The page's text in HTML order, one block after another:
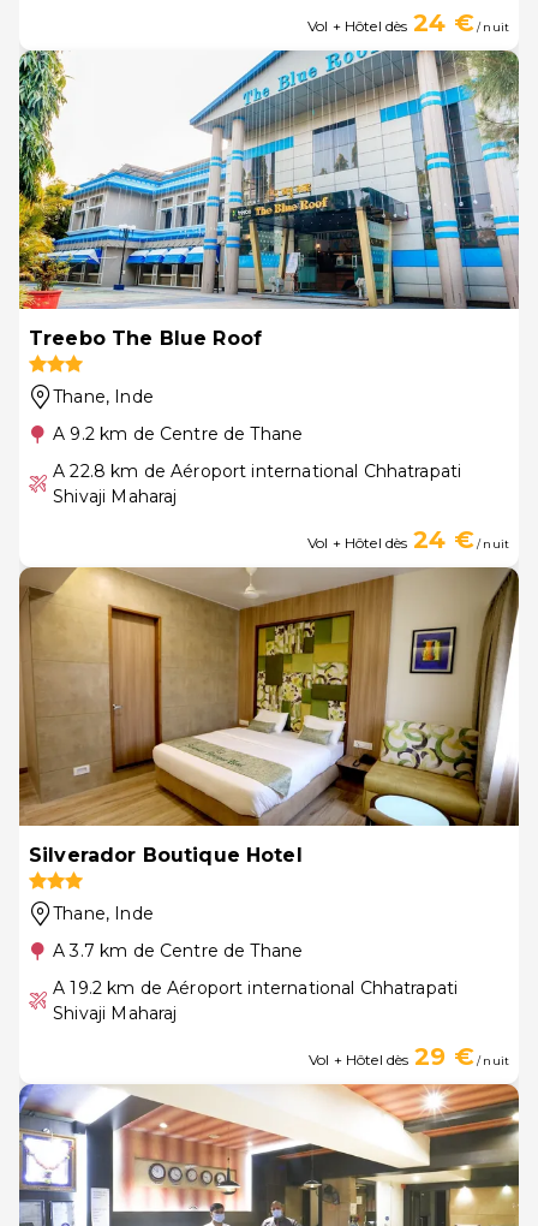
Vol + Hôtel dès 24 €/ nuit
Treebo The Blue Roof
Thane, Inde
A 9.2 km de Centre de Thane
A 22.8 km de Aéroport international Chhatrapati
Shivaji Maharaj
Vol + Hôtel dès 24 €/ nuit
Silverador Boutique Hotel
Thane, Inde
A 3.7 km de Centre de Thane
A 19.2 km de Aéroport international Chhatrapati
Shivaji Maharaj
Vol + Hôtel dès 29 €/ nuit